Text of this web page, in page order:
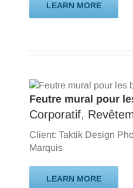
LEARN MORE
Feutre mural pour
Corporatif,
Client: Taktik Design
Marquis
LEARN MORE